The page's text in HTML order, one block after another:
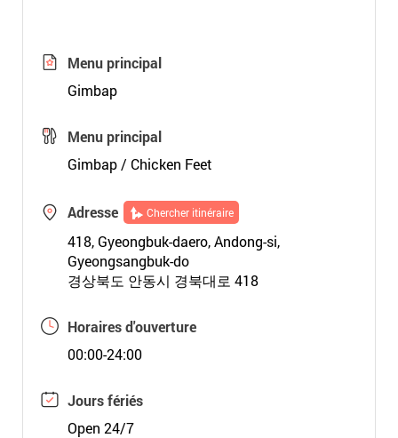
Menu principal
Gimbap
Menu principal
Gimbap / Chicken Feet
Adresse Chercher itinéraire
418, Gyeongbuk-daero, Andong-si,
Gyeongsangbuk-do
경상북도 안동시 경북대로 418
Horaires d'ouverture
00:00-24:00
Jours fériés
Open 24/7